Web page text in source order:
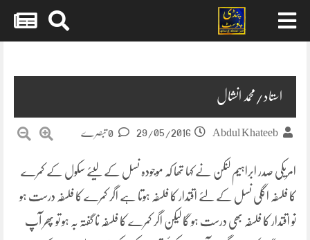
استاد/محمد انشال
Abdul Khateeb
29/05/2016
امریکی صدر ابراہیم لنکن نے کہا تھا کہ موجودہ نسل کے لیئے سکول کے کمرے
کا فلسفہ اگلی نسل کے لئے اقتدار کا فلسفہ ہوتا ہے اگر کمرے کا فلسفہ درست ہو
تو اقتدار کا فلسفہ بھی درست ہو گا لیکن اگر کمرے کا فلسفہ نا گفتہ بہ ہو تو پھر آپ